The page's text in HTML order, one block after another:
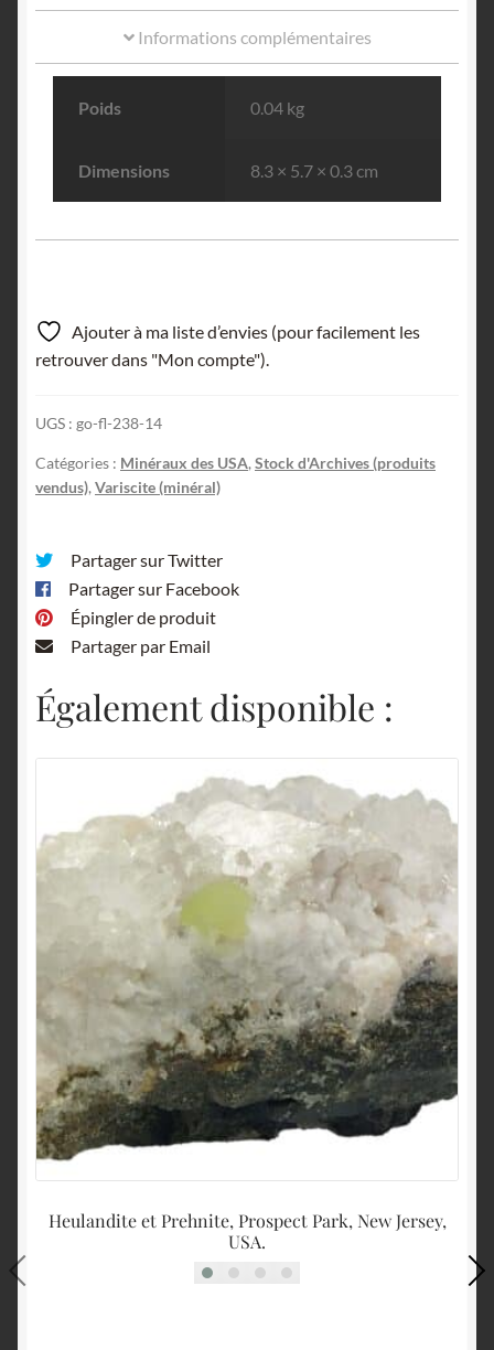
Informations complémentaires
Poids 0.04 kg
Dimensions 8.3 × 5.7 × 0.3 cm
Ajouter à ma liste d’envies (pour facilement les
retrouver dans "Mon compte").
UGS : go-fl-238-14
Catégories : Minéraux des USA, Stock d'Archives (produits
vendus), Variscite (minéral)
Partager sur Twitter
Partager sur Facebook
Épingler de produit
Partager par Email
Également disponible :
Heulandite et Prehnite, Prospect Park, New Jersey,
USA.